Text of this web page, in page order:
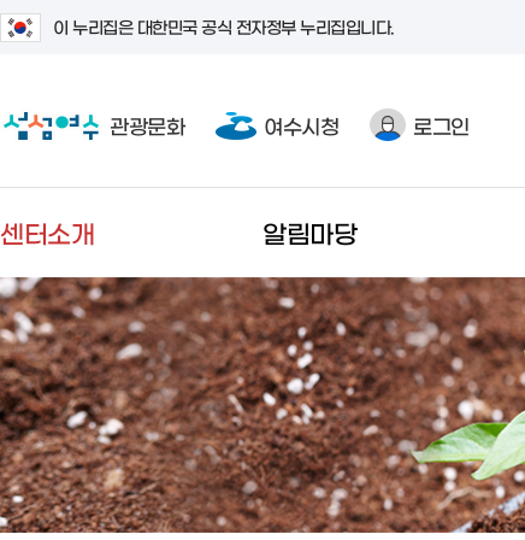
이 누리집은 대한민국 공식 전자정부 누리집입니다.
관광문화 여수시청 로그인
센터소개 알림마당